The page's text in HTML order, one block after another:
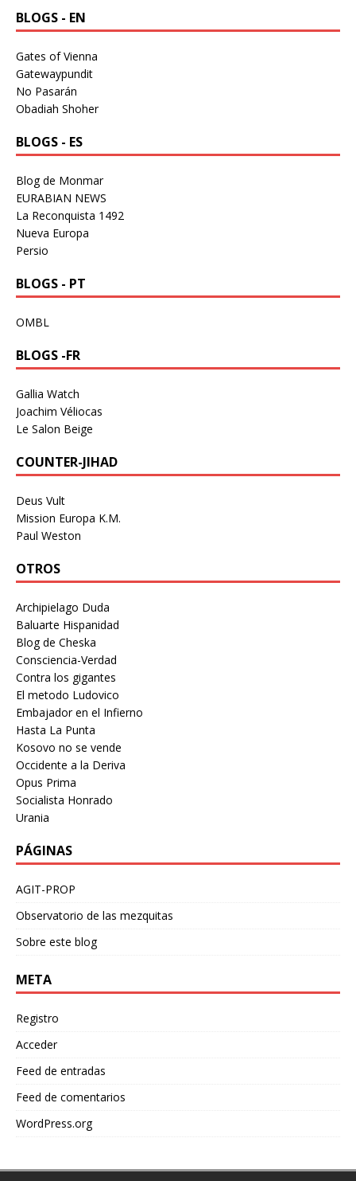
BLOGS - EN
Gates of Vienna
Gatewaypundit
No Pasarán
Obadiah Shoher
BLOGS - ES
Blog de Monmar
EURABIAN NEWS
La Reconquista 1492
Nueva Europa
Persio
BLOGS - PT
OMBL
BLOGS -FR
Gallia Watch
Joachim Véliocas
Le Salon Beige
COUNTER-JIHAD
Deus Vult
Mission Europa K.M.
Paul Weston
OTROS
Archipielago Duda
Baluarte Hispanidad
Blog de Cheska
Consciencia-Verdad
Contra los gigantes
El metodo Ludovico
Embajador en el Infierno
Hasta La Punta
Kosovo no se vende
Occidente a la Deriva
Opus Prima
Socialista Honrado
Urania
PÁGINAS
AGIT-PROP
Observatorio de las mezquitas
Sobre este blog
META
Registro
Acceder
Feed de entradas
Feed de comentarios
WordPress.org